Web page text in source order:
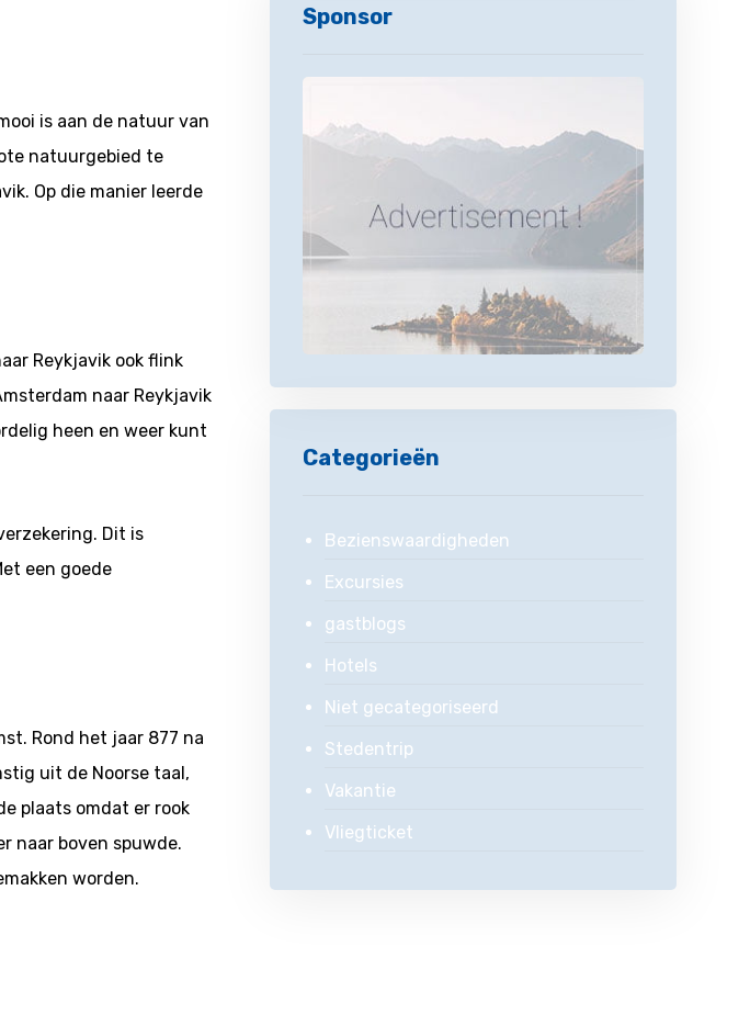
is aan de natuur van
natuurgebied te
Op die manier leerde
Reykjavik ook flink
naar Reykjavik
heen en weer kunt
Dit is
een goede
Rond het jaar 877 na
uit de Noorse taal,
plaats omdat er rook
naar boven spuwde.
worden.
Sponsor
Categorieën
Bezienswaardigheden
Excursies
gastblogs
Hotels
Niet gecategoriseerd
Stedentrip
Vakantie
Vliegticket